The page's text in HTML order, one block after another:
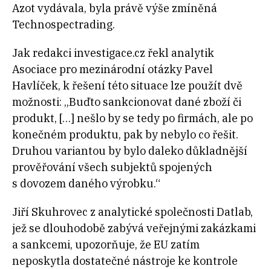
Azot vydávala, byla právě výše zmíněná
Technospectrading.
Jak redakci investigace.cz řekl analytik
Asociace pro mezinárodní otázky Pavel
Havlíček, k řešení této situace lze použít dvě
možnosti: „Buďto sankcionovat dané zboží či
produkt, […] nešlo by se tedy po firmách, ale po
konečném produktu, pak by nebylo co řešit.
Druhou variantou by bylo daleko důkladnější
prověřování všech subjektů spojených
s dovozem daného výrobku.“
Jiří Skuhrovec z analytické společnosti Datlab,
jež se dlouhodobě zabývá veřejnými zakázkami
a sankcemi, upozorňuje, že EU zatím
neposkytla dostatečné nástroje ke kontrole